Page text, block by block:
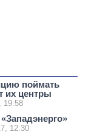
поймать
их центры
19:58
12:30